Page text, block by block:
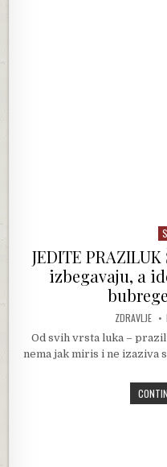
JEDITE
izbegavaju, a
AUTHOR:
ZDRAVLJE
Od svih vrsta luka –
nema jak miris i ne izaziva